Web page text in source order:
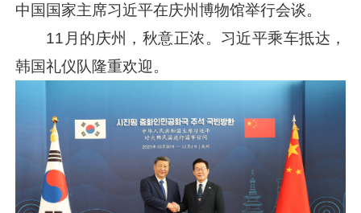
中国国家主席习近平在庆州博物馆举行会谈。
11月的庆州，秋意正浓。 习近平乘车抵达，
韩国礼仪队隆重欢迎。